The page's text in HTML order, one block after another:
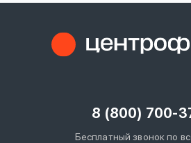
8 (800) 700-
Бесплатный звонок по
Войти под другим номером